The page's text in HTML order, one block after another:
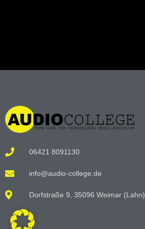
06421 8091130
info@audio-college.de
Dorfstraße 9, 35096 Weimar (Lahn)